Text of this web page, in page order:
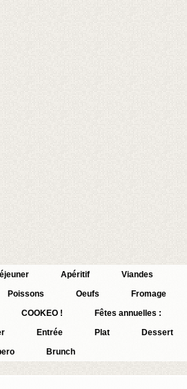
Apéritif
Viandes
Poissons Oeufs
Fromage
COOKEO !
Fêtes annuelles :
Entrée Plat
Dessert
Brunch